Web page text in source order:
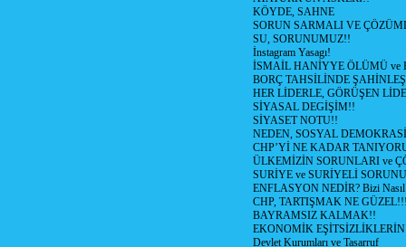
KÖYDE, SAHNE
SORUN SARMALI VE
SU, SORUNUMUZ!!
İnstagram Yasagı!
İSMAİL HANİYYE ÖLÜMÜ ve
BORÇ TAHSİLİNDE
HER LİDERLE, GÖRÜŞEN
SİYASAL DEGİŞİM!!
SİYASET NOTU!!
NEDEN, SOSYAL
CHP’Yİ NE KADAR
ÜLKEMİZİN SORUNLARI ve
SURİYE ve SURİYELİ
ENFLASYON NEDİR? Bizi
CHP, TARTIŞMAK NE
BAYRAMSIZ KALMAK!!
EKONOMİK
Devlet Kurumları ve Tasarruf